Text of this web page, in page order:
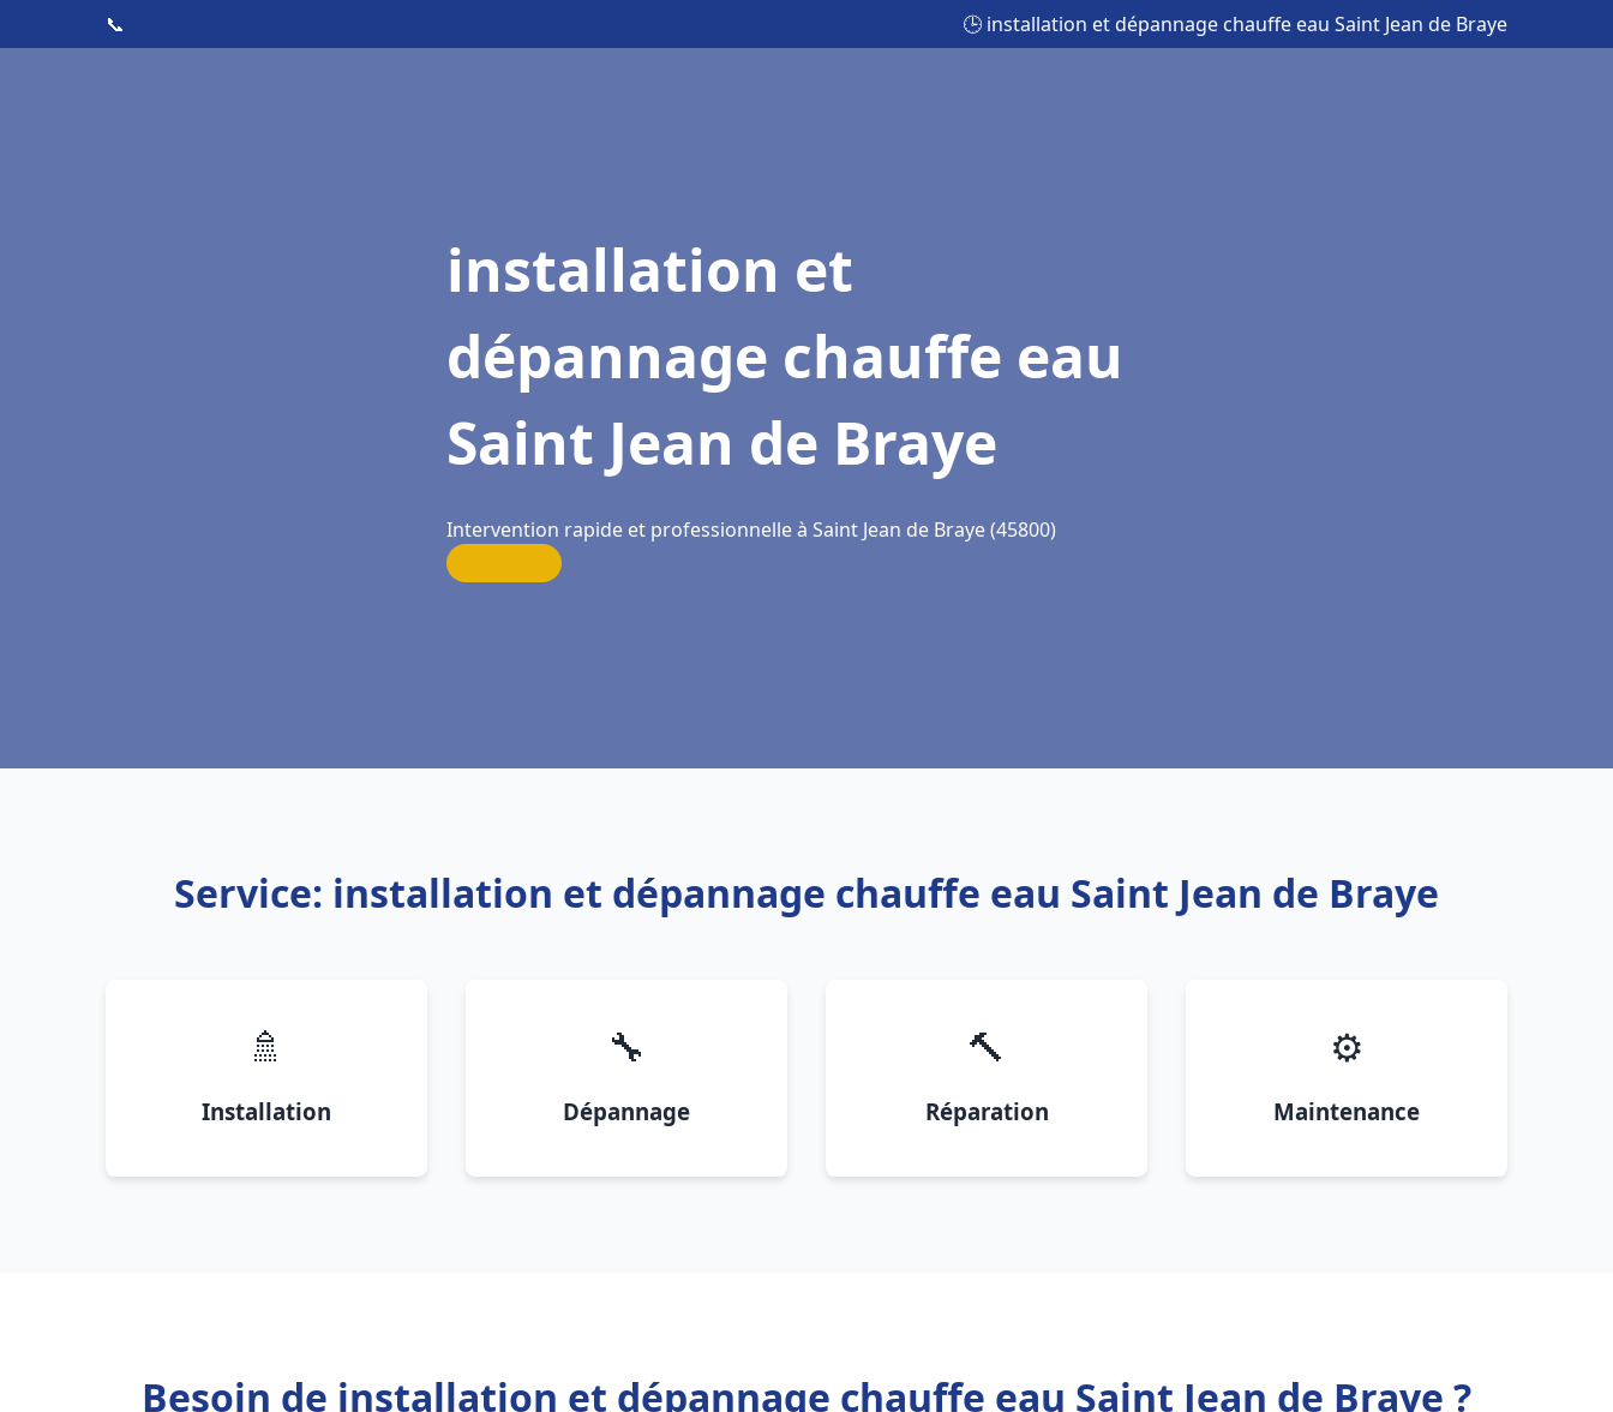
📞 🕒 installation et dépannage chauffe eau Saint Jean de Braye
installation et
dépannage chauffe eau
Saint Jean de Braye
Intervention rapide et professionnelle à Saint Jean de Braye (45800)
Service: installation et dépannage chauffe eau Saint Jean de Braye
🚿
Installation
🔧
Dépannage
🔨
Réparation
⚙️
Maintenance
Besoin de installation et dépannage chauffe eau Saint Jean de Braye ?